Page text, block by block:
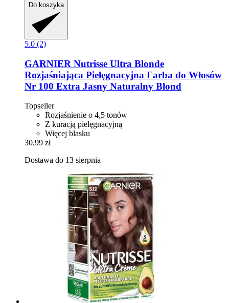
Do koszyka
5.0 (2)
GARNIER Nutrisse Ultra Blonde
Rozjaśniająca Pielęgnacyjna Farba do Włosów
Nr 100 Extra Jasny Naturalny Blond
Topseller
Rozjaśnienie o 4,5 tonów
Z kuracją pielęgnacyjną
Więcej blasku
30,99 zł
Dostawa do 13 sierpnia